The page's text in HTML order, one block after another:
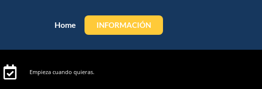
Home INFORMACIÓN
Empieza cuando quieras.